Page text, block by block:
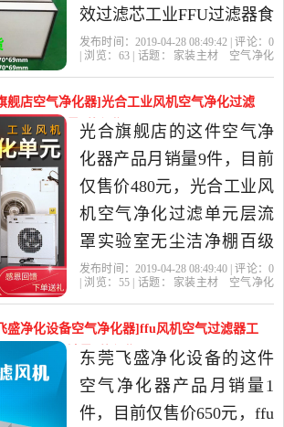
效过滤芯工业FFU过滤器食
用菌接种除尘空气净化器
科技有限公司精选家装主
材当中性价比很高的空气
净化器，由广东 东莞发
货。
发布时间：2019-04-28 08:49:42 | 评论： 0
| 浏览： 63| 话题： 家装主材
空气净化
舰店空气净化器]光合工业风机空气净化过滤
流罩实月销量9件仅售480元光合旗舰店的这件空气净
化器产品月销量9件，目前
仅售价480元，光合工业风
机空气净化过滤单元层流
罩实验室无尘洁净棚百级
净化器是2019年光合旗舰
比很高的空气净化器，由
广东 深圳发货。
发布时间：2019-04-28 08:49:40 | 评论： 0
| 浏览： 55| 话题： 家装主材
空气净化
盛净化设备空气净化器]ffu风机空气过滤器工
室空气净月销量1件仅售650元
东莞飞盛净化设备的这件
空气净化器产品月销量1
件，目前仅售价650元，ffu